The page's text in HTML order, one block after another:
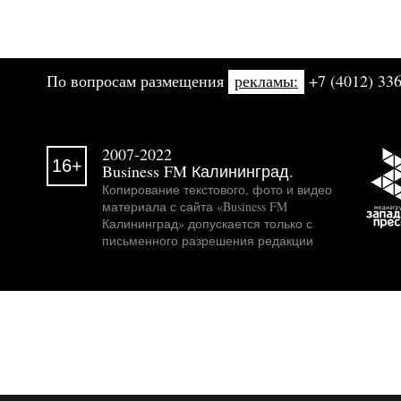
По вопросам размещения рекламы: +7 (4012)
16+
2007-2022
Business FM Калининград.
Копирование текстового, фото и видео
материала с сайта «Business FM
Калининград» допускается только с
письменного разрешения редакции